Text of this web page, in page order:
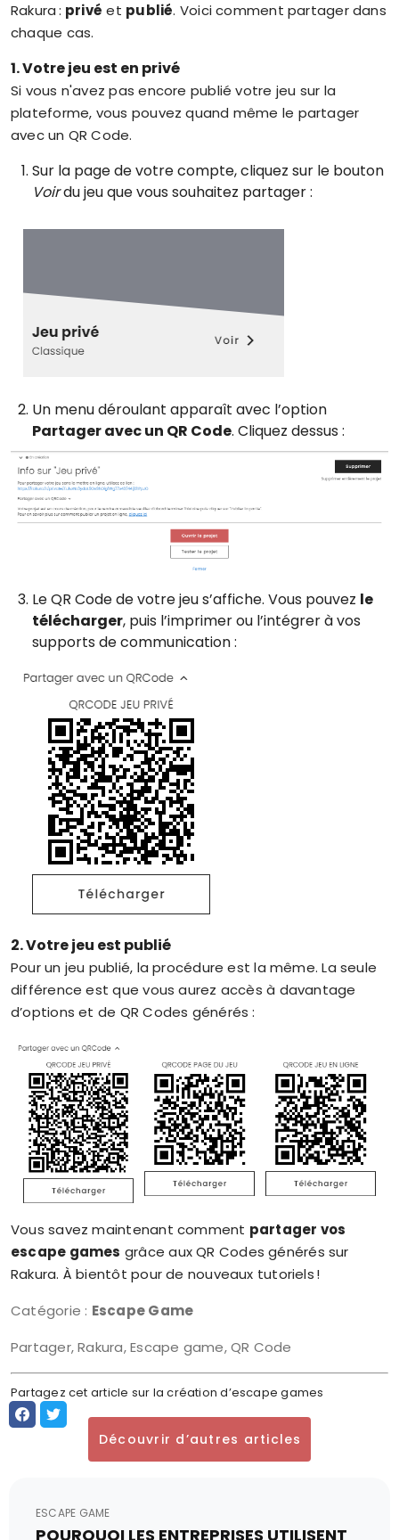
Rakura : privé et publié. Voici comment partager dans
chaque cas.
1. Votre jeu est en privé
Si vous n'avez pas encore publié votre jeu sur la
plateforme, vous pouvez quand même le partager
avec un QR Code.
Sur la page de votre compte, cliquez sur le bouton
Voirdu jeu que vous souhaitez partager :
Un menu déroulant apparaît avec l’option
Partager avec un QR Code. Cliquez dessus :
Le QR Code de votre jeu s’affiche. Vous pouvez le
télécharger, puis l’imprimer ou l’intégrer à vos
supports de communication :
2. Votre jeu est publié
Pour un jeu publié, la procédure est la même. La seule
différence est que vous aurez accès à davantage
d’options et de QR Codes générés :
Vous savez maintenant comment partager vos
escape games grâce aux QR Codes générés sur
Rakura. À bientôt pour de nouveaux tutoriels !
Catégorie : Escape Game
Partager, Rakura, Escape game, QR Code
Partagez cet article sur la création d’escape games
Découvrir d’autres articles
ESCAPE GAME
POURQUOI LES ENTREPRISES UTILISENT